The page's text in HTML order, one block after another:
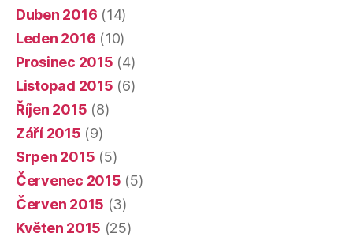
Duben 2016 (14)
Leden 2016 (10)
Prosinec 2015 (4)
Listopad 2015 (6)
Říjen 2015 (8)
Září 2015 (9)
Srpen 2015 (5)
Červenec 2015 (5)
Červen 2015 (3)
Květen 2015 (25)